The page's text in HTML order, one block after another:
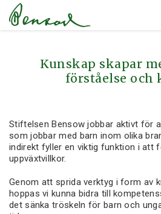
Kunskap skapar
förståelse och
Stiftelsen Bensow jobbar aktivt för
som jobbar med barn inom olika
indirekt fyller en viktig funktion i att
uppväxtvillkor.
Genom att sprida verktyg i form av
hoppas vi kunna bidra till
det sänka tröskeln för barn och